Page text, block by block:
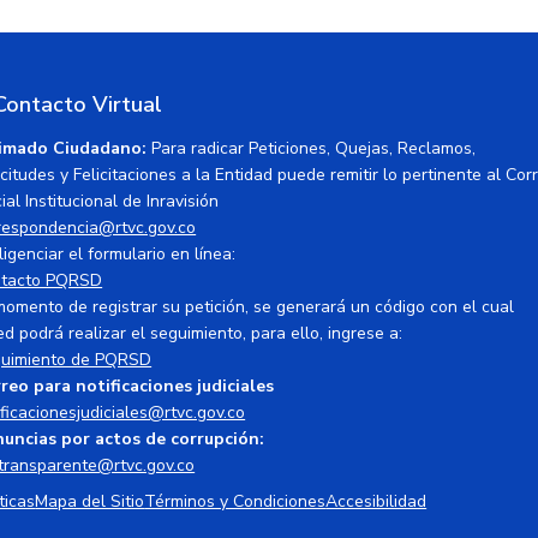
Virtual
Ciudadano: Para radicar Peticiones, Quejas, Reclamos,
y Felicitaciones a la Entidad puede remitir lo pertinente al
Institucional de Inravisión
el formulario en línea:
PQRSD
de registrar su petición, se generará un código con el cual
podrá realizar el seguimiento, para ello, ingrese a:
de PQRSD
para notificaciones judiciales
por actos de corrupción:
Mapa del SitioTérminos y CondicionesAccesibilidad